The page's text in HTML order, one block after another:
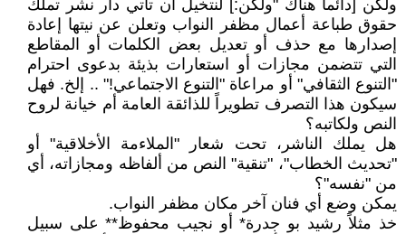
ولكن [دائما هناك "ولكن:] لنتخيل أن تأتي دار نشر تملك
حقوق طباعة أعمال مظفر النواب وتعلن عن نيتها إعادة
إصدارها مع حذف أو تعديل بعض الكلمات أو المقاطع
التي تتضمن مجازات أو استعارات بذيئة بدعوى احترام
"التنوع الثقافي" أو مراعاة "التنوع الاجتماعي!" .. إلخ. فهل
سيكون هذا التصرف تطويراً للذائقة العامة أم خيانة لروح
النص ولكاتبه؟
هل يملك الناشر، تحت شعار "الملاءمة الأخلاقية" أو
"تحديث الخطاب"، "تنقية" النص من ألفاظه ومجازاته، أي
من "نفسه"؟
يمكن وضع أي فنان آخر مكان مظفر النواب.
خذ مثلاً رشيد بو جدرة* أو نجيب محفوظ** على سبيل